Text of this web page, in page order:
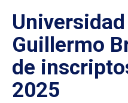
Guillermo
de
2025